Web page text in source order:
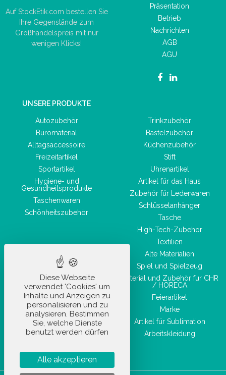
Auf StockEtik.com bestellen Sie
Ihre Gegenstände zum
Großhandelspreis mit nur
wenigen Klicks!
Präsentation
Betrieb
Nachrichten
AGB
AGU
UNSERE PRODUKTE
Autozubehör
Büromaterial
Alltagsaccessoire
Freizeitartikel
Sportartikel
Hygiene- und
Gesundheitsprodukte
Taschenwaren
Schönheitszubehör
Trinkzubehör
Bastelzubehör
Küchenzubehör
Stift
Uhrenartikel
Artikel für das Haus
Zubehör für Lederwaren
Schlüsselanhänger
Tasche
High-Tech-Zubehör
Textilien
Alte Materialien
Spiel und Spielzeug
Material und Zubehör für CHR
/ HORECA
Feierartikel
Marke
Artikel für Sublimation
Arbeitskleidung
Diese Webseite
verwendet 'Cookies' um
Inhalte und Anzeigen zu
personalisieren und zu
analysieren. Bestimmen
Sie, welche Dienste
benutzt werden dürfen
Alle akzeptieren